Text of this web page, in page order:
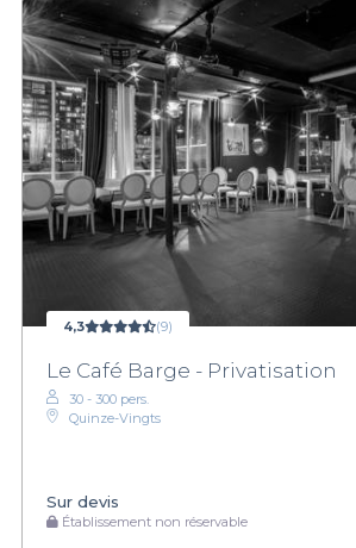
4,3 (9)
Le Café Barge - Privatisation
30 - 300 pers.
Quinze-Vingts
Sur devis
Établissement non réservable